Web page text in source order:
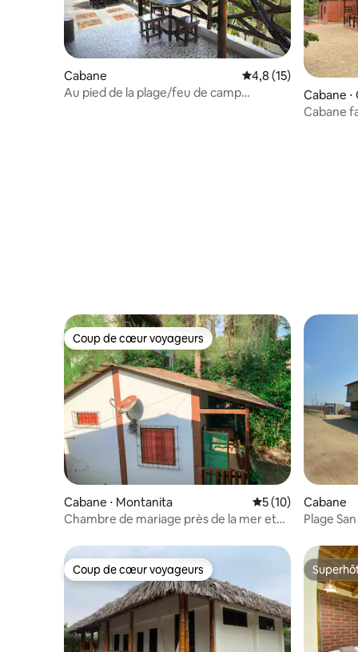
Cabane Évaluation moyenne
4,8 (15)
Au pied de la plage/feu de camp
Cabane ⋅
Cabane
Coup de cœur voyageurs
Coup de cœur voyageurs
Cabane ⋅ Montanita Évaluation
5 (10)
Chambre de mariage près de la mer et
Cabane
Plage
Coup de cœur voyageurs
Coup de cœur voyageurs